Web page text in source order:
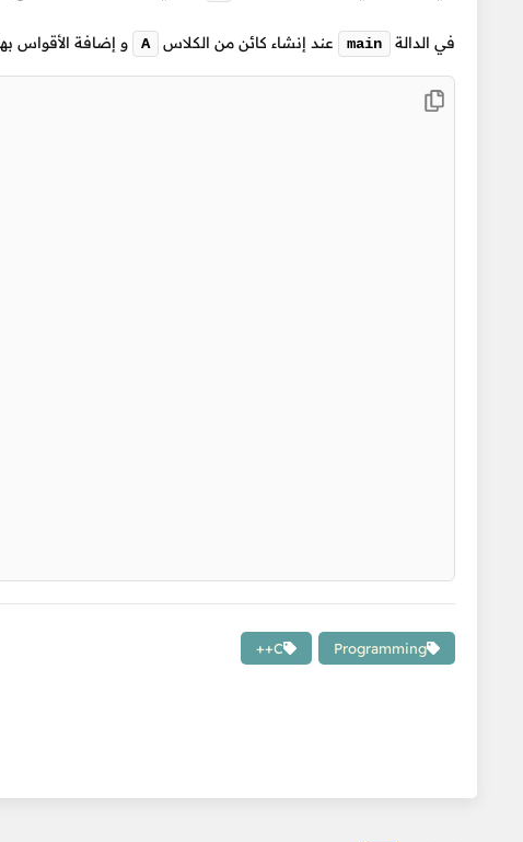
في الدالة main عند إنشاء كائن من الكلاس A و إضافة الأقواس
Programming
C++